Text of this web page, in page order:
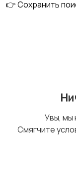
👉 Сохранить
Увы, мы
Смягчите